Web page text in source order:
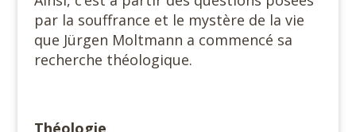
par la souffrance et le mystère de la vie
que Jürgen Moltmann a commencé sa
recherche théologique.